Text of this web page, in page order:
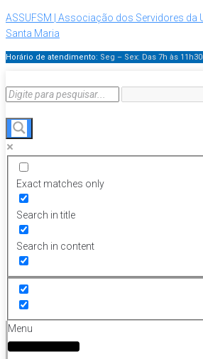
ASSUFSM | Associação dos Servidores da
Santa Maria
Horário de atendimento: Seg – Sex: Das 7h às
Exact matches only
Search in title
Search in content
Menu